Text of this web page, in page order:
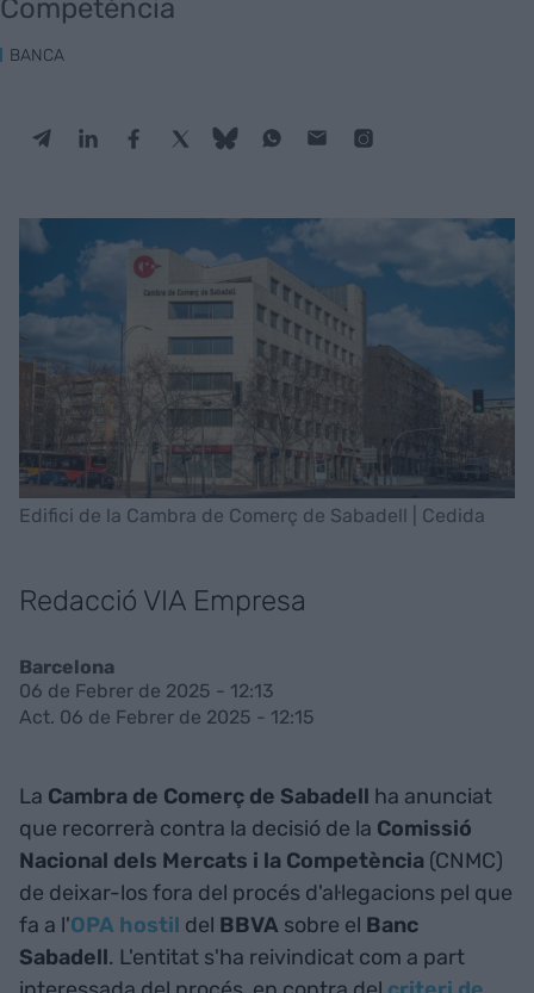
Competència
BANCA
Edifici de la Cambra de Comerç de Sabadell | Cedida
Redacció VIA Empresa
Barcelona
06 de Febrer de 2025 - 12:13
Act. 06 de Febrer de 2025 - 12:15
La Cambra de Comerç de Sabadell ha anunciat
que recorrerà contra la decisió de la Comissió
Nacional dels Mercats i la Competència (CNMC)
de deixar-los fora del procés d'al·legacions pel que
fa a l'OPA hostil del BBVA sobre el Banc
Sabadell. L'entitat s'ha reivindicat com a part